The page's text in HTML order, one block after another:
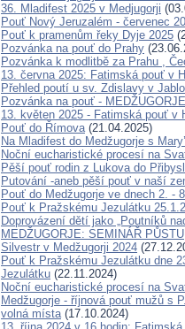
36. Mladifest 2025 v Medjugorji
Pouť Nový Jeruzalém - červenec
Pouť k pramenům řeky Dyje 2025
Pozvánka na pouť do Prahy
Pozvánka k modlitbě za Prahu ,
13. června 2025: Fatimská pouť v
Přehled poutí u sv. Zdislavy v
Pozvánka na pouť -
13. květen 2025 - Fatimská pouť v
Pouť do Římova(21.04.2025)
Na Mladifest do Medžugorje s
Noční eucharistické procesí na
Pěší pouť rodin z Lukova do
Putování -aneb pěší pouť v naší
Pouť do Medžugorje ve dnech 2. -
Pouť k Pražskému Jezulátku
Doprovázení dětí jako „Poutníků
MEDŽUGORJE: SEMINÁŘ
Silvestr v Medžugorji 2024
Pouť k Pražskému Jezulátku dne
Jezulátku (22.11.2024)
Noční eucharistické procesí na
Medžugorje - říjnová pouť mužů s
volná místa(17.10.2024)